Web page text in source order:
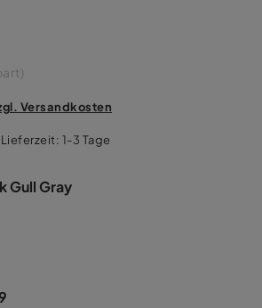
Versandkosten
1-3 Tage
Gull Gray